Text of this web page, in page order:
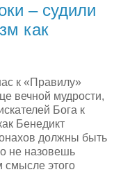
– судили
как
к «Правилу»
вечной мудрости,
Бога к
Бенедикт
должны быть
не назовешь
смысле этого